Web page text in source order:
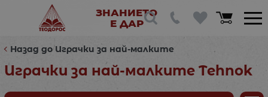
ЗНАНИЕТО
Е ДАР
Назад до Играчки за най-малките
Играчки за най-малките Tehnok